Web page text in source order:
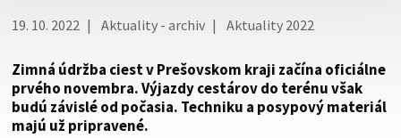
cez zabezpečenú webovú stránku. Zabezpečená stránka
vždy začína https:// pred názvom domény webového sídla.
19. 10. 2022 Aktuality - archiv Aktuality 2022
Zimná údržba ciest v Prešovskom kraji začína oficiálne
prvého novembra. Výjazdy cestárov do terénu však
budú závislé od počasia. Techniku a posypový materiál
majú už pripravené.